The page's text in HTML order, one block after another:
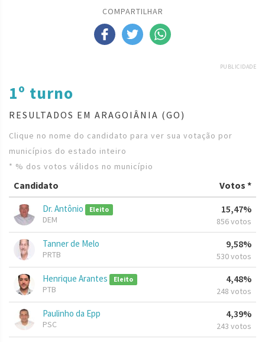
COMPARTILHAR
PUBLICIDADE
1º turno
RESULTADOS EM ARAGOIÂNIA (GO)
Clique no nome do candidato para ver sua votação por
municípios do estado inteiro
* % dos votos válidos no município
Candidato Votos *
Dr. Antônio Eleito
DEM
15,47%
856 votos
Tanner de Melo
PRTB
9,58%
530 votos
Henrique Arantes Eleito
PTB
4,48%
248 votos
Paulinho da Epp
PSC
4,39%
243 votos